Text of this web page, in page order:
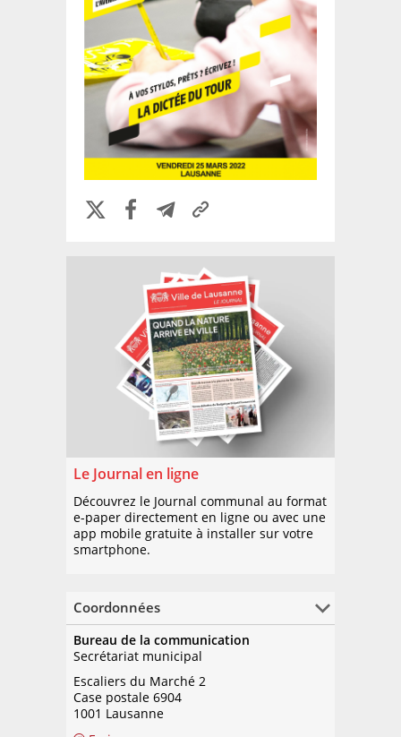
Le Journal en ligne
Découvrez le Journal communal au format
e-paper directement en ligne ou avec une
app mobile gratuite à installer sur votre
smartphone.
Coordonnées
Bureau de la communication
Secrétariat municipal
Escaliers du Marché 2
Case postale 6904
1001 Lausanne